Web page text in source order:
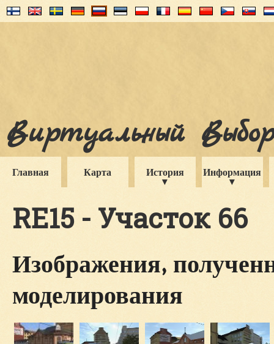
Виртуальный
Главная Карта История Информация
RE15 - Участок 66
Изображения,
моделирования